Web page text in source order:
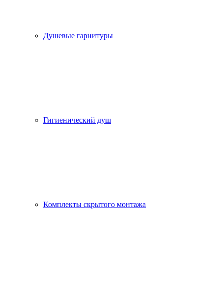
Душевые гарнитуры
Гигиенический душ
Комплекты скрытого монтажа